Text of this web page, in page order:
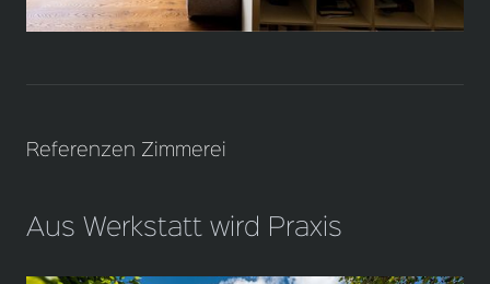
Referenzen Zimmerei
Aus Werkstatt wird Praxis